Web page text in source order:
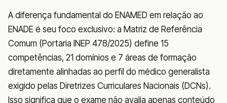
A diferença fundamental do ENAMED em relação ao
ENADE é seu foco exclusivo: a Matriz de Referência
Comum (Portaria INEP 478/2025) define 15
competências, 21 domínios e 7 áreas de formação
diretamente alinhadas ao perfil do médico generalista
exigido pelas Diretrizes Curriculares Nacionais (DCNs).
Isso significa que o exame não avalia apenas conteúdo